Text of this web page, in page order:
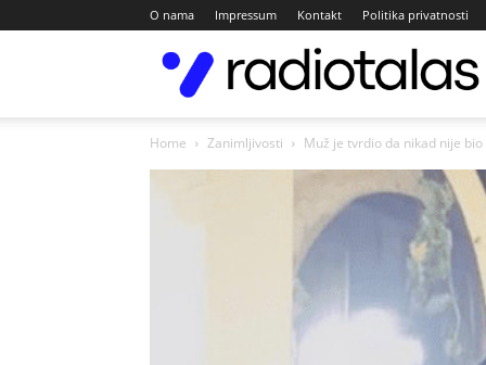
O nama Impressum Kontakt Politika privatnosti
Home Zanimljivosti Muž je tvrdio da nikad nije